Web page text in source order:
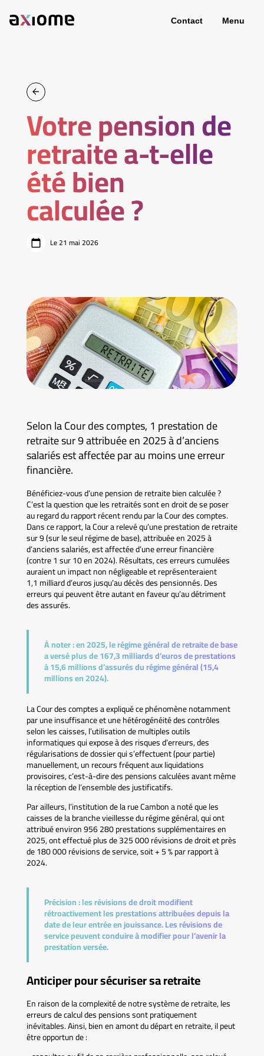
Contact Menu
Votre pension de
retraite a-t-elle
été bien
calculée ?
Le 21 mai 2026
Selon la Cour des comptes, 1 prestation de
retraite sur 9 attribuée en 2025 à d’anciens
salariés est affectée par au moins une erreur
financière.
Bénéficiez-vous d’une pension de retraite bien calculée ?
C’est la question que les retraités sont en droit de se poser
au regard du rapport récent rendu par la Cour des comptes.
Dans ce rapport, la Cour a relevé qu’une prestation de retraite
sur 9 (sur le seul régime de base), attribuée en 2025 à
d’anciens salariés, est affectée d’une erreur financière
(contre 1 sur 10 en 2024). Résultats, ces erreurs cumulées
auraient un impact non négligeable et représenteraient
1,1 milliard d’euros jusqu’au décès des pensionnés. Des
erreurs qui peuvent être autant en faveur qu’au détriment
des assurés.
À noter :en 2025, le régime général de retraite de base
a versé plus de 167,3 milliards d’euros de prestations
à 15,6 millions d’assurés du régime général (15,4
millions en 2024).
La Cour des comptes a expliqué ce phénomène notamment
par une insuffisance et une hétérogénéité des contrôles
selon les caisses, l’utilisation de multiples outils
informatiques qui expose à des risques d’erreurs, des
régularisations de dossier qui s’effectuent (pour partie)
manuellement, un recours fréquent aux liquidations
provisoires, c’est-à-dire des pensions calculées avant même
la réception de l’ensemble des justificatifs.
Par ailleurs, l’institution de la rue Cambon a noté que les
caisses de la branche vieillesse du régime général, qui ont
attribué environ 956 280 prestations supplémentaires en
2025, ont effectué plus de 325 000 révisions de droit et près
de 180 000 révisions de service, soit + 5 % par rapport à
2024.
Précision :les révisions de droit modifient
rétroactivement les prestations attribuées depuis la
date de leur entrée en jouissance. Les révisions de
service peuvent conduire à modifier pour l’avenir la
prestation versée.
Anticiper pour sécuriser sa retraite
En raison de la complexité de notre système de retraite, les
erreurs de calcul des pensions sont pratiquement
inévitables. Ainsi, bien en amont du départ en retraite, il peut
être opportun de :